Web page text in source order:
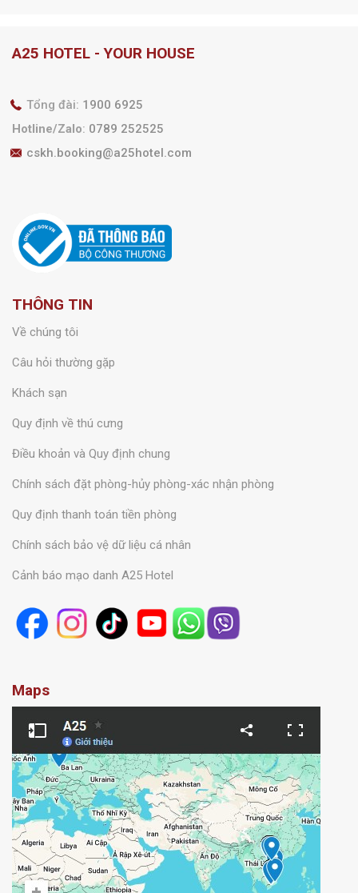
A25 HOTEL - YOUR HOUSE
Tổng đài: 1900 6925
Hotline/Zalo: 0789 252525
cskh.booking@a25hotel.com
THÔNG TIN
Về chúng tôi
Câu hỏi thường gặp
Khách sạn
Quy định về thú cưng
Điều khoản và Quy định chung
Chính sách đặt phòng-hủy phòng-xác nhận phòng
Quy định thanh toán tiền phòng
Chính sách bảo vệ dữ liệu cá nhân
Cảnh báo mạo danh A25 Hotel
Maps